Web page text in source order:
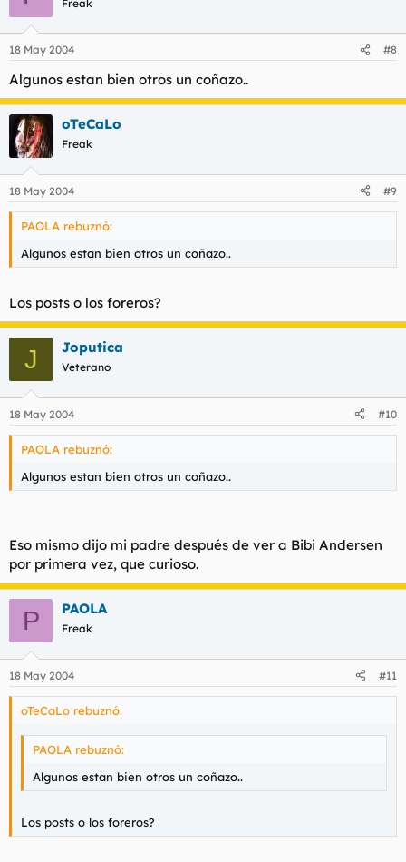
Freak
18 May 2004 #8
Algunos estan bien otros un coñazo..
oTeCaLo
Freak
18 May 2004 #9
PAOLA rebuznó:
Algunos estan bien otros un coñazo..
Los posts o los foreros?
J Joputica
Veterano
18 May 2004 #10
PAOLA rebuznó:
Algunos estan bien otros un coñazo..
Eso mismo dijo mi padre después de ver a Bibi Andersen
por primera vez, que curioso.
P PAOLA
Freak
18 May 2004 #11
oTeCaLo rebuznó:
PAOLA rebuznó:
Algunos estan bien otros un coñazo..
Los posts o los foreros?